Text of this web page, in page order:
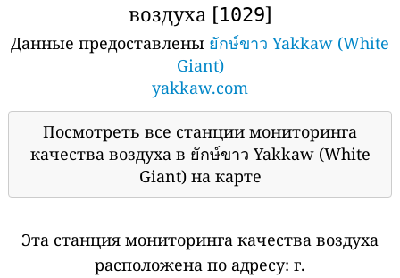
воздуха [1029]
Данные предоставлены ยักษ์ขาว Yakkaw (White
Giant)
yakkaw.com
Посмотреть все станции мониторинга
качества воздуха в ยักษ์ขาว Yakkaw (White
Giant) на карте
Эта станция мониторинга качества воздуха
расположена по адресу: г.